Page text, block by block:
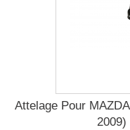
Attelage Pour
2009)